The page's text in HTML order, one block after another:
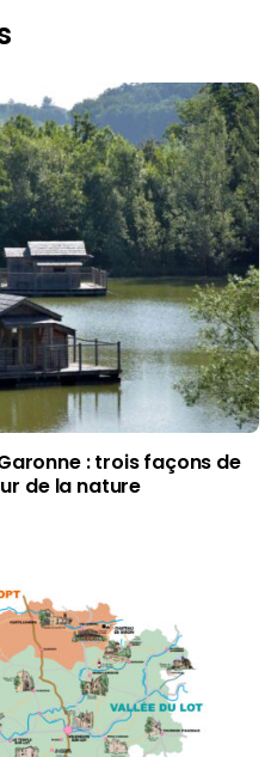
: trois façons de
de la nature